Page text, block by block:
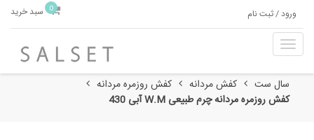
ورود / ثبت نام 0 سبد خرید
T
o
g
g
l
سال ست کفش مردانه
کفش روزمره مردانه
کفش روزمره مردانه چرم طبیعی W.M آبی 430